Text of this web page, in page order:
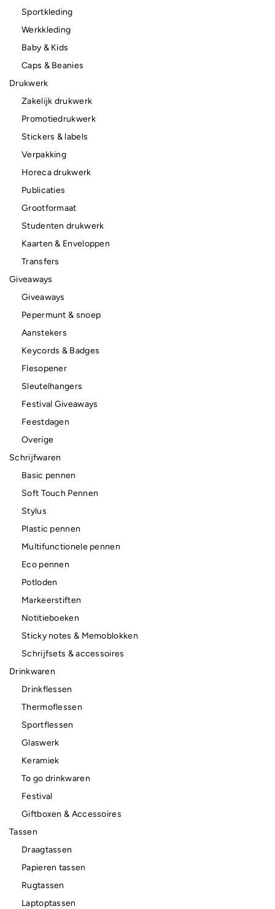
Sportkleding
Werkkleding
Baby & Kids
Caps & Beanies
Drukwerk
Zakelijk drukwerk
Promotiedrukwerk
Stickers & labels
Verpakking
Horeca drukwerk
Publicaties
Grootformaat
Studenten drukwerk
Kaarten & Enveloppen
Transfers
Giveaways
Giveaways
Pepermunt & snoep
Aanstekers
Keycords & Badges
Flesopener
Sleutelhangers
Festival Giveaways
Feestdagen
Overige
Schrijfwaren
Basic pennen
Soft Touch Pennen
Stylus
Plastic pennen
Multifunctionele pennen
Eco pennen
Potloden
Markeerstiften
Notitieboeken
Sticky notes & Memoblokken
Schrijfsets & accessoires
Drinkwaren
Drinkflessen
Thermoflessen
Sportflessen
Glaswerk
Keramiek
To go drinkwaren
Festival
Giftboxen & Accessoires
Tassen
Draagtassen
Papieren tassen
Rugtassen
Laptoptassen